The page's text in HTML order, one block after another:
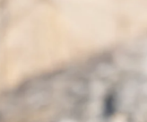
ČEPICE UV 30